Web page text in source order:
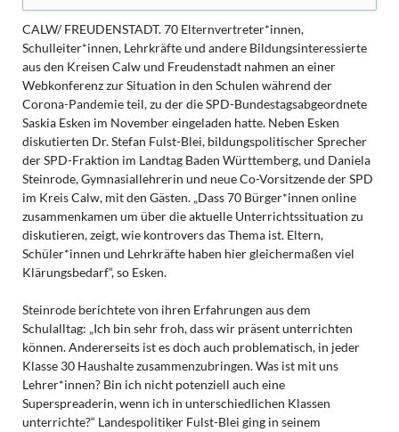
CALW/ FREUDENSTADT. 70 Elternvertreter*innen,
Schulleiter*innen, Lehrkräfte und andere Bildungsinteressierte
aus den Kreisen Calw und Freudenstadt nahmen an einer
Webkonferenz zur Situation in den Schulen während der
Corona-Pandemie teil, zu der die SPD-Bundestagsabgeordnete
Saskia Esken im November eingeladen hatte. Neben Esken
diskutierten Dr. Stefan Fulst-Blei, bildungspolitischer Sprecher
der SPD-Fraktion im Landtag Baden Württemberg, und Daniela
Steinrode, Gymnasiallehrerin und neue Co-Vorsitzende der SPD
im Kreis Calw, mit den Gästen. „Dass 70 Bürger*innen online
zusammenkamen um über die aktuelle Unterrichtssituation zu
diskutieren, zeigt, wie kontrovers das Thema ist. Eltern,
Schüler*innen und Lehrkräfte haben hier gleichermaßen viel
Klärungsbedarf“, so Esken.
Steinrode berichtete von ihren Erfahrungen aus dem
Schulalltag: „Ich bin sehr froh, dass wir präsent unterrichten
können. Andererseits ist es doch auch problematisch, in jeder
Klasse 30 Haushalte zusammenzubringen. Was ist mit uns
Lehrer*innen? Bin ich nicht potenziell auch eine
Superspreaderin, wenn ich in unterschiedlichen Klassen
unterrichte?“ Landespolitiker Fulst-Blei ging in seinem